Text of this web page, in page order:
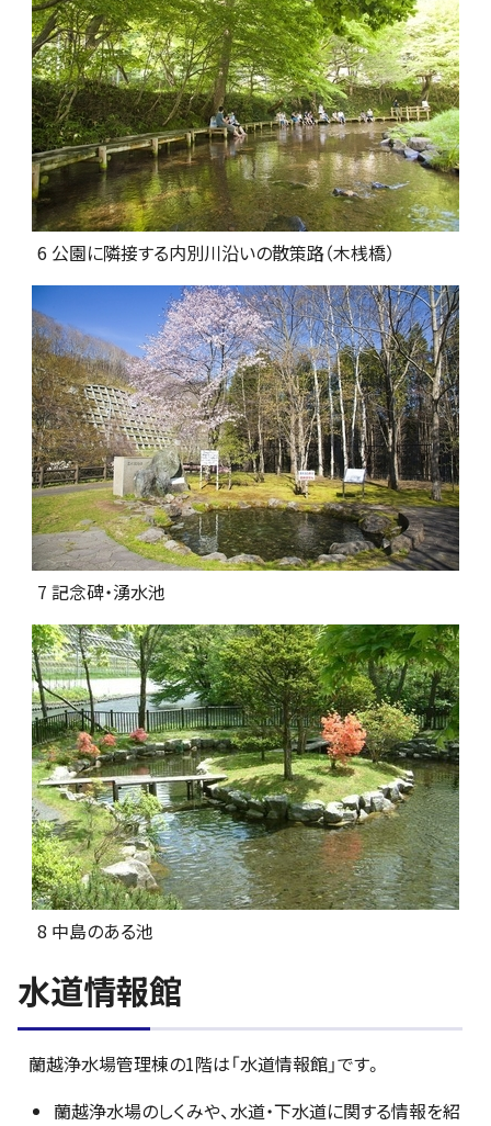
6 公園に隣接する内別川沿いの散策路（木桟橋）
7 記念碑・湧水池
8 中島のある池
水道情報館
蘭越浄水場管理棟の1階は「水道情報館」です。
蘭越浄水場のしくみや、水道・下水道に関する情報を紹